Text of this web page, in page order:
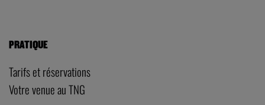
PRATIQUE
Tarifs et réservations
Votre venue au TNG